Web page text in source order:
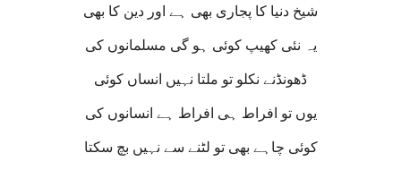
شیخ دنیا کا پجاری بھی ہے اور دین کا بھی
یہ نئی کھیپ کوئی ہو گی مسلمانوں کی
ڈھونڈنے نکلو تو ملتا نہیں انساں کوئی
یوں تو افراط ہی افراط ہے انسانوں کی
کوئی چاہے بھی تو لٹنے سے نہیں بچ سکتا